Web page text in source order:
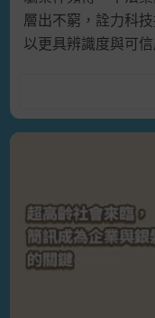
層出不窮，詮力科
以更具辨識度與可